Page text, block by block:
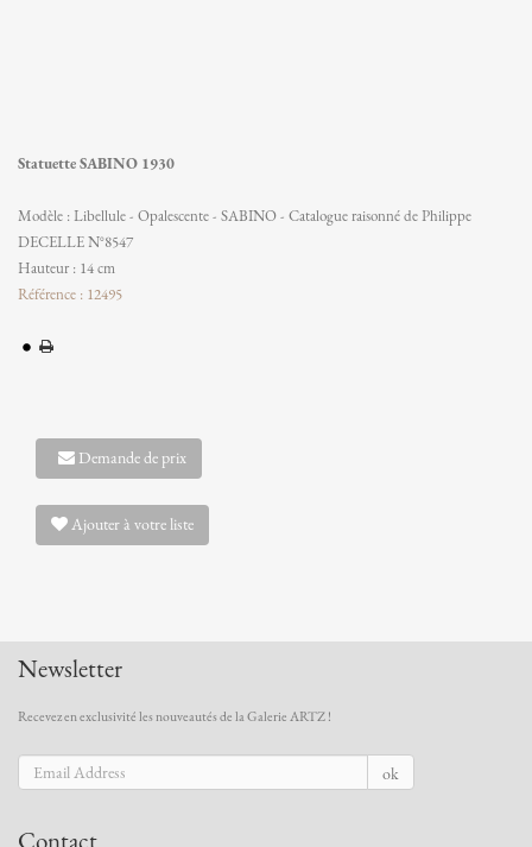
Statuette SABINO 1930
Modèle : Libellule - Opalescente - SABINO - Catalogue raisonné de Philippe
DECELLE N°8547
Hauteur : 14 cm
Référence : 12495
Demande de prix
Ajouter à votre liste
Newsletter
Recevez en exclusivité les nouveautés de la Galerie ARTZ !
ok